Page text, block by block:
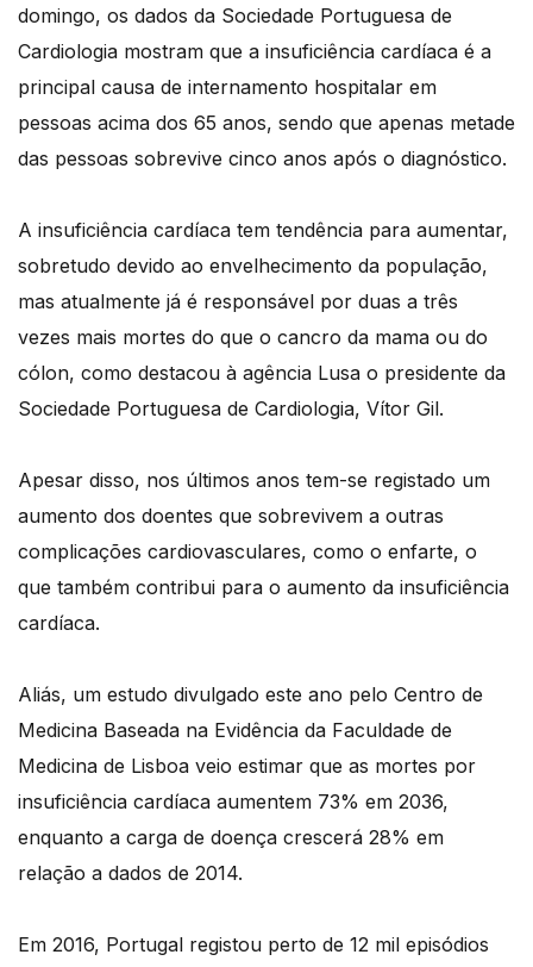
domingo, os dados da Sociedade Portuguesa de
Cardiologia mostram que a insuficiência cardíaca é a
principal causa de internamento hospitalar em
pessoas acima dos 65 anos, sendo que apenas metade
das pessoas sobrevive cinco anos após o diagnóstico.
A insuficiência cardíaca tem tendência para aumentar,
sobretudo devido ao envelhecimento da população,
mas atualmente já é responsável por duas a três
vezes mais mortes do que o cancro da mama ou do
cólon, como destacou à agência Lusa o presidente da
Sociedade Portuguesa de Cardiologia, Vítor Gil.
Apesar disso, nos últimos anos tem-se registado um
aumento dos doentes que sobrevivem a outras
complicações cardiovasculares, como o enfarte, o
que também contribui para o aumento da insuficiência
cardíaca.
Aliás, um estudo divulgado este ano pelo Centro de
Medicina Baseada na Evidência da Faculdade de
Medicina de Lisboa veio estimar que as mortes por
insuficiência cardíaca aumentem 73% em 2036,
enquanto a carga de doença crescerá 28% em
relação a dados de 2014.
Em 2016, Portugal registou perto de 12 mil episódios